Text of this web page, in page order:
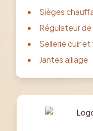
Sièges
Régulateur
Sellerie cuir et
Jantes alliage